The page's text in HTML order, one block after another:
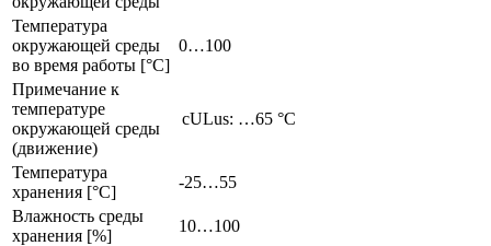
Температура
окружающей среды
во время работы [°C]
0…100
Примечание к
температуре
окружающей среды
(движение)
cULus: …65 °C
Температура
хранения [°C]
-25…55
Влажность среды
хранения [%]
10…100